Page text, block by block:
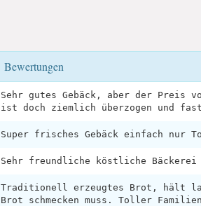
Bewertungen
Sehr gutes Gebäck, aber der Preis
ist doch ziemlich überzogen und
Super frisches Gebäck einfach nur
Sehr freundliche köstliche Bäckerei
Traditionell erzeugtes Brot, hält
Brot schmecken muss. Toller